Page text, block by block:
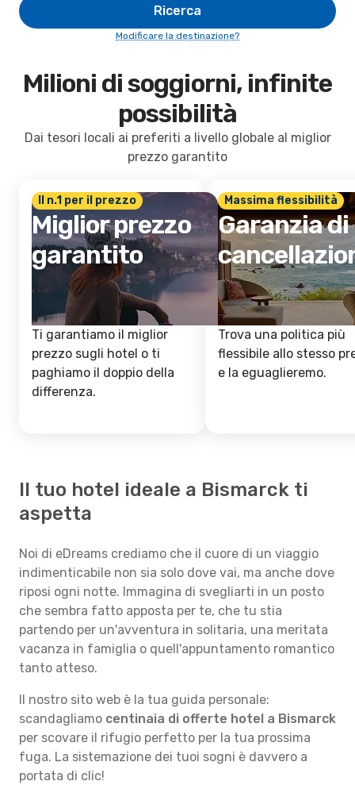
Ricerca
Modificare la destinazione?
Milioni di soggiorni, infinite
possibilità
Dai tesori locali ai preferiti a livello globale al miglior
prezzo garantito
Il n.1 per il prezzo
Miglior prezzo
garantito
Ti garantiamo il miglior
prezzo sugli hotel o ti
paghiamo il doppio della
differenza.
Massima flessibilità
Garanzia di
Trova una politica più
flessibile allo stesso
e la eguaglieremo.
Il tuo hotel ideale a Bismarck ti
aspetta
Noi di eDreams crediamo che il cuore di un viaggio
indimenticabile non sia solo dove vai, ma anche dove
riposi ogni notte. Immagina di svegliarti in un posto
che sembra fatto apposta per te, che tu stia
partendo per un'avventura in solitaria, una meritata
vacanza in famiglia o quell'appuntamento romantico
tanto atteso.
Il nostro sito web è la tua guida personale:
scandagliamo centinaia di offerte hotel a Bismarck
per scovare il rifugio perfetto per la tua prossima
fuga. La sistemazione dei tuoi sogni è davvero a
portata di clic!